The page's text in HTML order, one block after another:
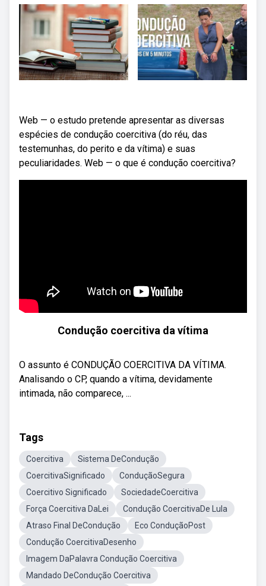
Web — o estudo pretende apresentar as diversas
espécies de condução coercitiva (do réu, das
testemunhas, do perito e da vítima) e suas
peculiaridades. Web — o que é condução coercitiva?
Condução coercitiva da vítima
O assunto é CONDUÇÃO COERCITIVA DA VÍTIMA.
Analisando o CP, quando a vítima, devidamente
intimada, não comparece, ...
Tags
Coercitiva
Sistema DeCondução
CoercitivaSignificado
ConduçãoSegura
Coercitivo Significado
SociedadeCoercitiva
Força Coercitiva DaLei
Condução CoercitivaDe Lula
Atraso Final DeCondução
Eco ConduçãoPost
Condução CoercitivaDesenho
Imagem DaPalavra Condução Coercitiva
Mandado DeCondução Coercitiva